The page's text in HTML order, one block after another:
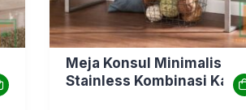
Meja Konsul Minimalis
Stainless Kombinasi Kayu